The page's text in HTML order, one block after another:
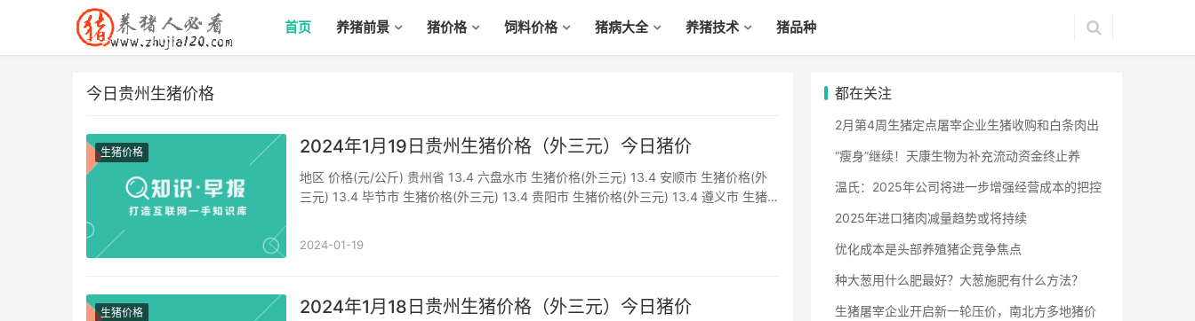
首页 养猪前景 猪价格 饲料价格 猪病大全 养猪技术 猪品种
今日贵州生猪价格
生猪价格 2024年1月19日贵州生猪价格（外三元）今日猪价
地区 价格(元/公斤) 贵州省 13.4 六盘水市 生猪价格(外三元) 13.4 安顺市 生猪价格(外
三元) 13.4 毕节市 生猪价格(外三元) 13.4 贵阳市 生猪价格(外三元) 13.4 遵义市 生猪
2024-01-19
生猪价格 2024年1月18日贵州生猪价格（外三元）今日猪价
都在关注
2月第4周生猪定点屠宰企业生猪收购和白条肉出
“瘦身”继续！天康生物为补充流动资金终止养
温氏：2025年公司将进一步增强经营成本的把控
2025年进口猪肉减量趋势或将持续
优化成本是头部养殖猪企竞争焦点
种大葱用什么肥最好？大葱施肥有什么方法？
生猪屠宰企业开启新一轮压价，南北方多地猪价